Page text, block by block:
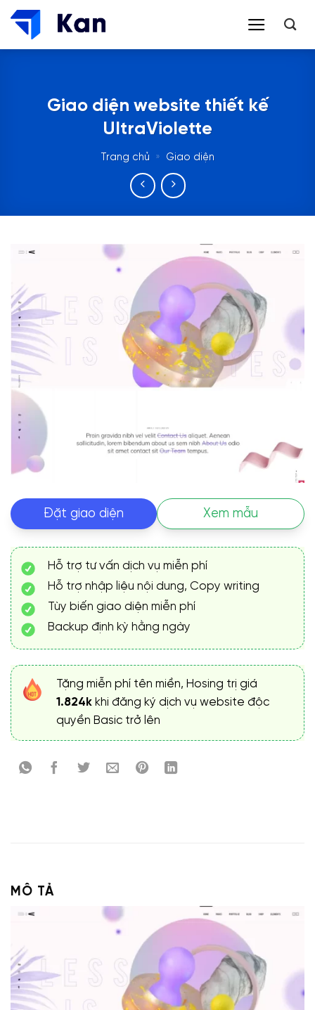
Bỏ
qua
nội
Giao diện website thiết kế
UltraViolette
Trang chủ » Giao diện
Đặt giao diện Xem mẫu
Hỗ trợ tư vấn dịch vụ miễn phí
Hỗ trợ nhập liệu nội dung, Copy writing
Tùy biến giao diện miễn phí
Backup định kỳ hằng ngày
Tặng miễn phí tên miền, Hosing trị giá
1.824k khi đăng ký dịch vụ website độc
quyền Basic trở lên
MÔ TẢ